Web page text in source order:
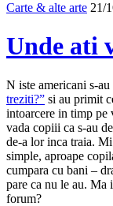
Carte & alte arte 21/
Unde ati
N iste americani s-
treziti?” si au primit
intoarcere in timp pe
vada copiii ca s-au
de-a lor inca traia. Mi
simple, aproape
cumpara cu bani –
pare ca nu le au. Ma
forum?